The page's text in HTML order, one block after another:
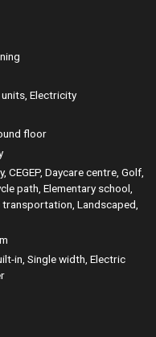
Electricity
floor
CEGEP, Daycare centre, Golf,
path, Elementary school,
Landscaped,
in, Single width, Electric